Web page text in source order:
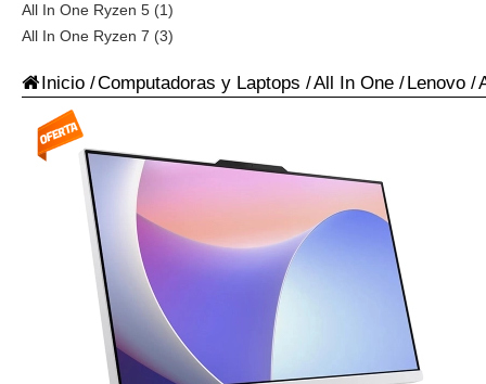
All In One Ryzen 5 (1)
All In One Ryzen 7 (3)
Inicio /Computadoras y Laptops /All In One /Lenovo /